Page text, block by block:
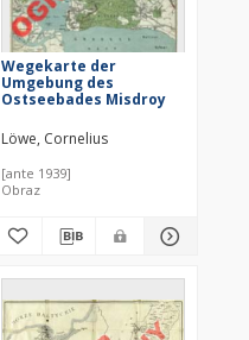
Wegekarte der
Umgebung des
Ostseebades Misdroy
Löwe, Cornelius
[ante 1939]
Obraz